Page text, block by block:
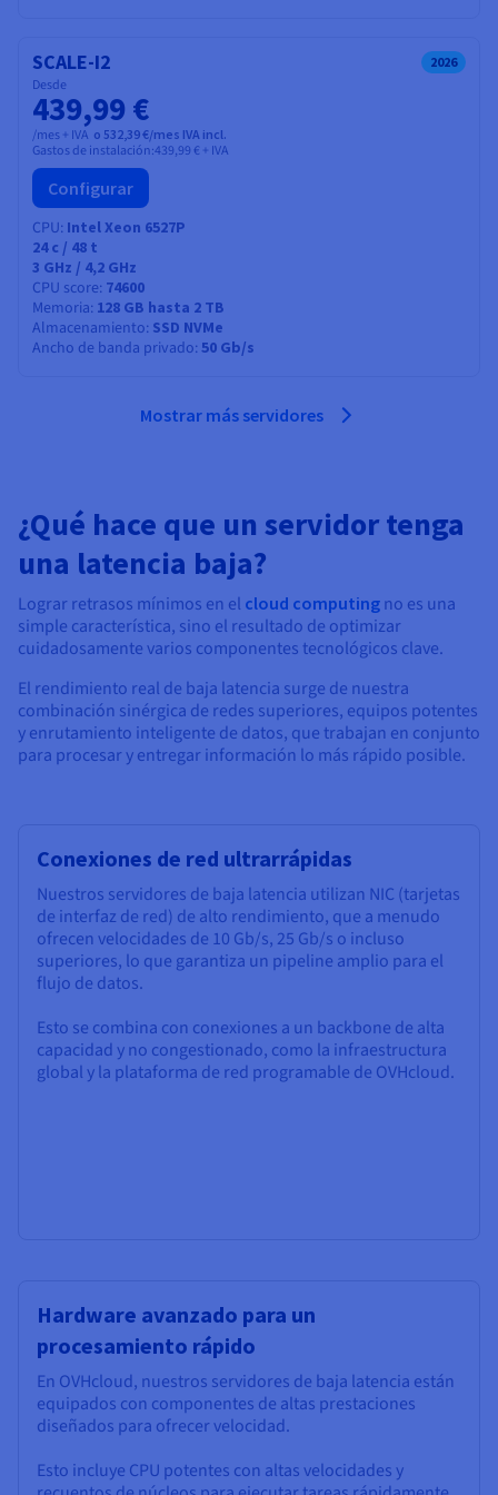
SCALE-I2 2026
Desde
439,99 €
/mes + IVA o 532,39 €/mes IVA incl.
Gastos de instalación:439,99 € + IVA
Configurar
CPU Intel Xeon 6527P
24c / 48 t
3 GHz / 4,2 GHz
CPU score 74600
Memoria 128 GB hasta 2 TB
Almacenamiento SSD NVMe
Ancho de banda privado 50 Gb/s
Mostrar más servidores
¿Qué hace que un servidor tenga
una latencia baja?
Lograr retrasos mínimos en el cloud computing no es una
simple característica, sino el resultado de optimizar
cuidadosamente varios componentes tecnológicos clave.
El rendimiento real de baja latencia surge de nuestra
combinación sinérgica de redes superiores, equipos potentes
y enrutamiento inteligente de datos, que trabajan en conjunto
para procesar y entregar información lo más rápido posible.
Conexiones de red ultrarrápidas
Nuestros servidores de baja latencia utilizan NIC (tarjetas
de interfaz de red) de alto rendimiento, que a menudo
ofrecen velocidades de 10 Gb/s, 25 Gb/s o incluso
superiores, lo que garantiza un pipeline amplio para el
flujo de datos.
Esto se combina con conexiones a un backbone de alta
capacidad y no congestionado, como la infraestructura
global y la plataforma de red programable de OVHcloud.
Hardware avanzado para un
procesamiento rápido
En OVHcloud, nuestros servidores de baja latencia están
equipados con componentes de altas prestaciones
diseñados para ofrecer velocidad.
Esto incluye CPU potentes con altas velocidades y